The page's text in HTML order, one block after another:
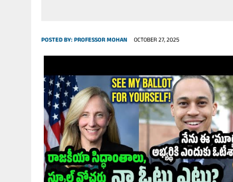
POSTED BY:PROFESSOR MOHAN OCTOBER 27, 2025